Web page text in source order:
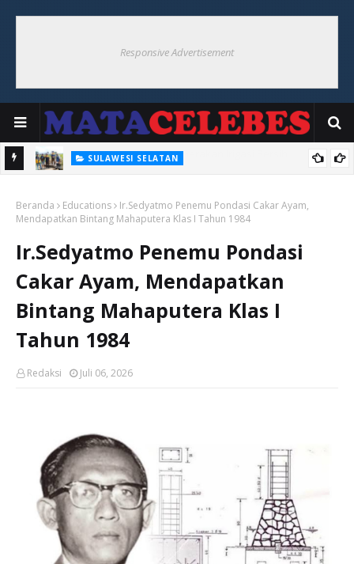
Responsive Advertisement
SULAWESI SELATAN
Beranda Educations
Ir.Sedyatmo Penemu Pondasi Cakar Ayam,
Mendapatkan Bintang Mahaputera Klas I Tahun 1984
Ir.Sedyatmo Penemu Pondasi
Cakar Ayam, Mendapatkan
Bintang Mahaputera Klas I
Tahun 1984
Redaksi Juli 06, 2026